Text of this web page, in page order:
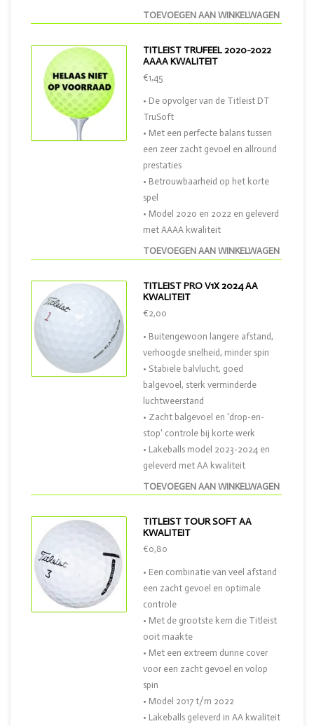
TOEVOEGEN AAN WINKELWAGEN
TITLEIST TRUFEEL 2020-2022
AAAA KWALITEIT
TOEVOEGEN AAN WINKELWAGEN
€1,45
• De opvolger van de Titleist DT
TruSoft
• Met een perfecte balans tussen
een zeer zacht gevoel en allround
prestaties
• Betrouwbaarheid op het korte
spel
• Model 2020 en 2022 en geleverd
met AAAA kwaliteit
TITLEIST PRO V1X 2024 AA
KWALITEIT
TOEVOEGEN AAN WINKELWAGEN
€2,00
• Buitengewoon langere afstand,
verhoogde snelheid, minder spin
• Stabiele balvlucht, goed
balgevoel, sterk verminderde
luchtweerstand
• Zacht balgevoel en 'drop-en-
stop' controle bij korte werk
• Lakeballs model 2023-2024 en
geleverd met AA kwaliteit
TITLEIST TOUR SOFT AA
KWALITEIT
€0,80
• Een combinatie van veel afstand
een zacht gevoel en optimale
controle
• Met de grootste kern die Titleist
ooit maakte
• Met een extreem dunne cover
voor een zacht gevoel en volop
spin
• Model 2017 t/m 2022
• Lakeballs geleverd in AA kwaliteit